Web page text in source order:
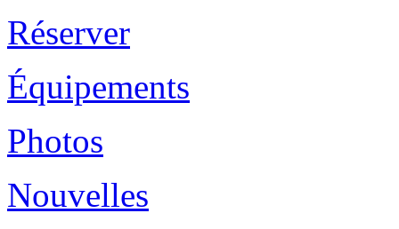
Réserver
Équipements
Photos
Nouvelles